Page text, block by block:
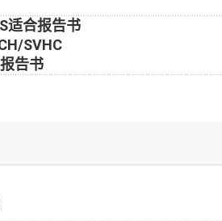
适合报告书
SVHC
告书